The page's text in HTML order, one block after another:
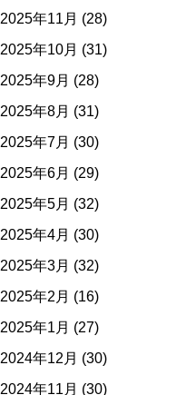
2025年11月 (28)
2025年10月 (31)
2025年9月 (28)
2025年8月 (31)
2025年7月 (30)
2025年6月 (29)
2025年5月 (32)
2025年4月 (30)
2025年3月 (32)
2025年2月 (16)
2025年1月 (27)
2024年12月 (30)
2024年11月 (30)